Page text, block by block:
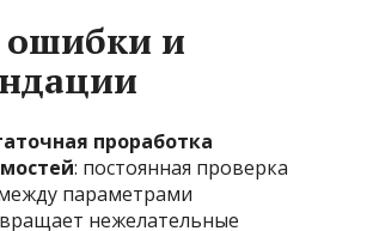
ошибки и
проработка
: постоянная проверка
параметрами
нежелательные